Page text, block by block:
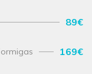
89€
169€